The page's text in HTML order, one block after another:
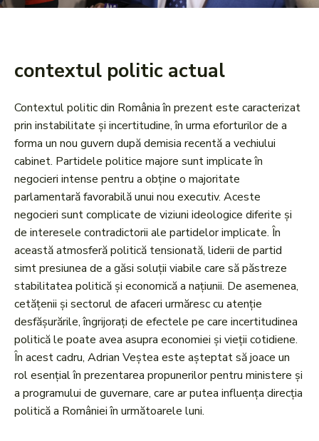
contextul politic actual
Contextul politic din România în prezent este caracterizat
prin instabilitate și incertitudine, în urma eforturilor de a
forma un nou guvern după demisia recentă a vechiului
cabinet. Partidele politice majore sunt implicate în
negocieri intense pentru a obține o majoritate
parlamentară favorabilă unui nou executiv. Aceste
negocieri sunt complicate de viziuni ideologice diferite și
de interesele contradictorii ale partidelor implicate. În
această atmosferă politică tensionată, liderii de partid
simt presiunea de a găsi soluții viabile care să păstreze
stabilitatea politică și economică a națiunii. De asemenea,
cetățenii și sectorul de afaceri urmăresc cu atenție
desfășurările, îngrijorați de efectele pe care incertitudinea
politică le poate avea asupra economiei și vieții cotidiene.
În acest cadru, Adrian Veștea este așteptat să joace un
rol esențial în prezentarea propunerilor pentru ministere și
a programului de guvernare, care ar putea influența direcția
politică a României în următoarele luni.